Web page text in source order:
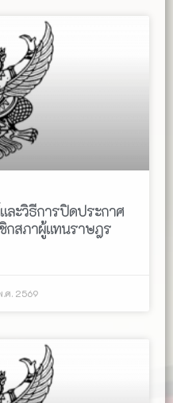
ะวิธีการปิดประกาศ
กสภาผู้แทนราษฎร
ศ. 2569